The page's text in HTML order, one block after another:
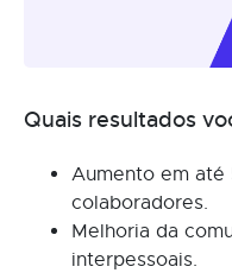
Quais resultados
Aumento em até
colaboradores.
Melhoria da
interpessoais.